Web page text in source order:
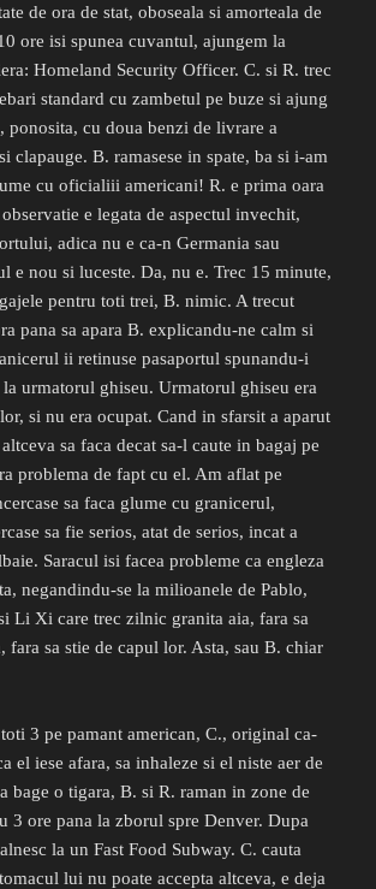
de ora de stat, oboseala si amorteala de
ore isi spunea cuvantul, ajungem la
Homeland Security Officer. C. si R. trec
standard cu zambetul pe buze si ajung
ponosita, cu doua benzi de livrare a
clapauge. B. ramasese in spate, ba si i-am
cu oficialiii americani! R. e prima oara
e legata de aspectul invechit,
adica nu e ca-n Germania sau
e nou si luceste. Da, nu e. Trec 15 minute,
pentru toti trei, B. nimic. A trecut
pana sa apara B. explicandu-ne calm si
ii retinuse pasaportul spunandu-i
urmatorul ghiseu. Urmatorul ghiseu era
si nu era ocupat. Cand in sfarsit a aparut
sa faca decat sa-l caute in bagaj pe
problema de fapt cu el. Am aflat pe
sa faca glume cu granicerul,
sa fie serios, atat de serios, incat a
Saracul isi facea probleme ca engleza
negandindu-se la milioanele de Pablo,
Li Xi care trec zilnic granita aia, fara sa
fara sa stie de capul lor. Asta, sau B. chiar
3 pe pamant american, C., original ca-
el iese afara, sa inhaleze si el niste aer de
bage o tigara, B. si R. raman in zone de
3 ore pana la zborul spre Denver. Dupa
la un Fast Food Subway. C. cauta
lui nu poate accepta altceva, e deja